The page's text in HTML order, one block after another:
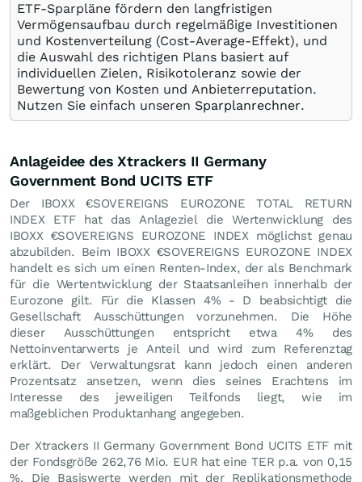
ETF-Sparpläne fördern den langfristigen
Vermögensaufbau durch regelmäßige Investitionen
und Kostenverteilung (Cost-Average-Effekt), und
die Auswahl des richtigen Plans basiert auf
individuellen Zielen, Risikotoleranz sowie der
Bewertung von Kosten und Anbieterreputation.
Nutzen Sie einfach unseren Sparplanrechner.
Anlageidee des Xtrackers II Germany
Government Bond UCITS ETF
Der IBOXX €SOVEREIGNS EUROZONE TOTAL RETURN
INDEX ETF hat das Anlageziel die Wertenwicklung des
IBOXX €SOVEREIGNS EUROZONE INDEX möglichst genau
abzubilden. Beim IBOXX €SOVEREIGNS EUROZONE INDEX
handelt es sich um einen Renten-Index, der als Benchmark
für die Wertentwicklung der Staatsanleihen innerhalb der
Eurozone gilt. Für die Klassen 4% - D beabsichtigt die
Gesellschaft Ausschüttungen vorzunehmen. Die Höhe
dieser Ausschüttungen entspricht etwa 4% des
Nettoinventarwerts je Anteil und wird zum Referenztag
erklärt. Der Verwaltungsrat kann jedoch einen anderen
Prozentsatz ansetzen, wenn dies seines Erachtens im
Interesse des jeweiligen Teilfonds liegt, wie im
maßgeblichen Produktanhang angegeben.
Der Xtrackers II Germany Government Bond UCITS ETF mit
der Fondsgröße 262,76 Mio. EUR hat eine TER p.a. von 0,15
%. Die Basiswerte werden mit der Replikationsmethode